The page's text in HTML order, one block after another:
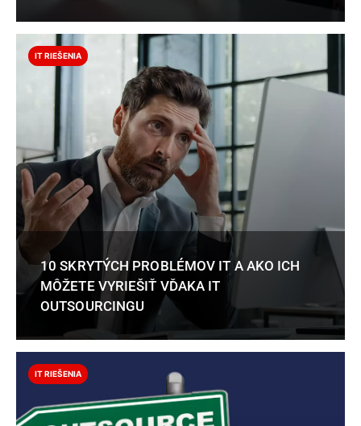
10 SKRYTÝCH PROBLÉMOV IT A AKO ICH
MÔŽETE VYRIEŠIŤ VĎAKA IT
OUTSOURCINGU
IT RIEŠENIA
IT RIEŠENIA